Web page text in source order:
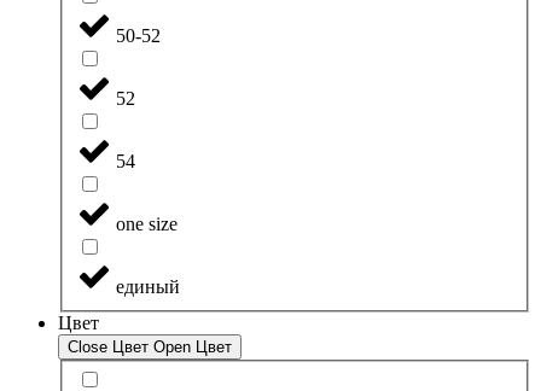
50-52
52
54
one size
единый
Цвет
Close Цвет Open Цвет